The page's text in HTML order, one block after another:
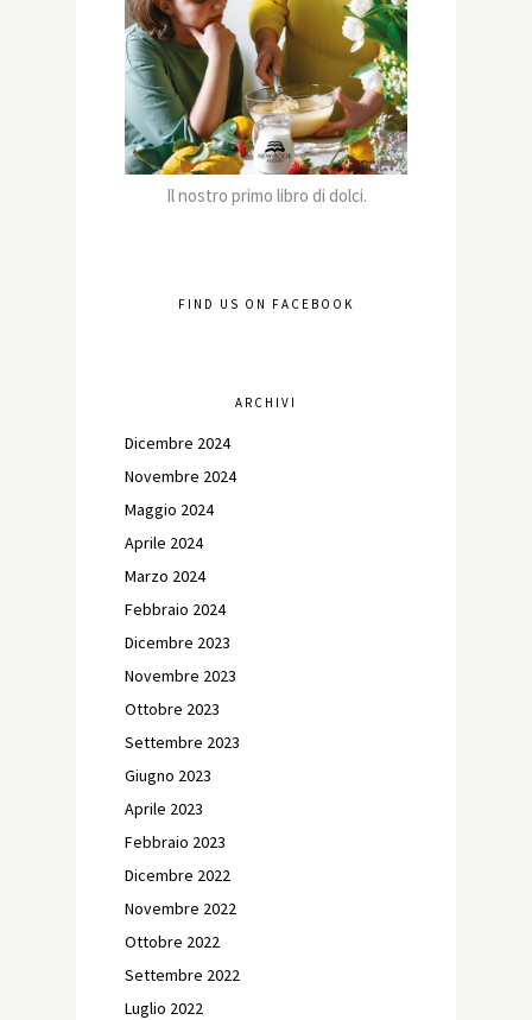
Il nostro primo libro di dolci.
FIND US ON FACEBOOK
ARCHIVI
Dicembre 2024
Novembre 2024
Maggio 2024
Aprile 2024
Marzo 2024
Febbraio 2024
Dicembre 2023
Novembre 2023
Ottobre 2023
Settembre 2023
Giugno 2023
Aprile 2023
Febbraio 2023
Dicembre 2022
Novembre 2022
Ottobre 2022
Settembre 2022
Luglio 2022